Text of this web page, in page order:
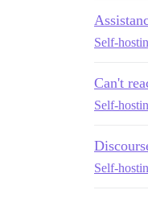
Self-
Can't
Self-
Self-